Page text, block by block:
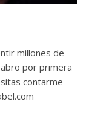
millones de
por primera
contarme